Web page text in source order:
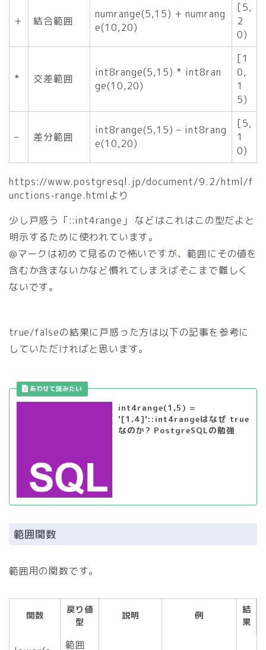
+ 結合範囲
numrange(5,15) + numrang
e(10,20)
[5,
2
0)
* 交差範囲
int8range(5,15) * int8ran
ge(10,20)
[1
0,
1
5)
– 差分範囲
int8range(5,15) – int8rang
e(10,20)
[5,
1
0)
https://www.postgresql.jp/document/9.2/html/f
unctions-range.htmlより
少し戸惑う「::int4range」 などはこれはこの型だよと
明示するために使われています。
@マークは初めて見るので怖いですが、範囲にその値を
含むか含まないかなど慣れてしまえばそこまで難しく
ないです。
true/falseの結果に戸惑った方は以下の記事を参考に
していただければと思います。
int4range(1,5) =
'[1,4]'::int4rangeはなぜ true
なのか? PostgreSQLの勉強
範囲関数
範囲用の関数です。
関数
戻り値
型
説明 例
結
果
範囲